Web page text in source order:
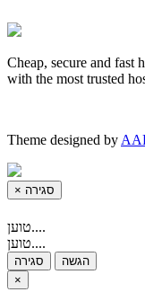
Cheap, secure and fast
with the most trusted
Theme designed by
× סגירה
טוען....
טוען....
סגירה
הגשה
×